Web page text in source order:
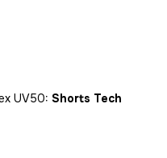
UV50: Shorts Tech